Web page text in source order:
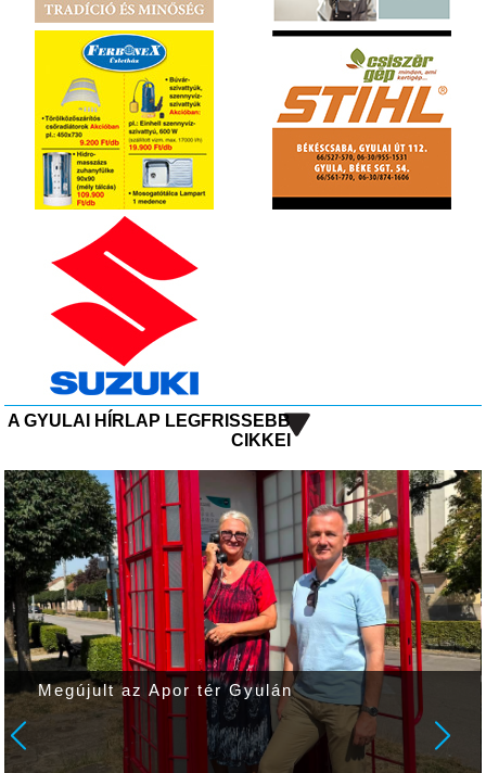
A GYULAI HÍRLAP LEGFRISSEBB
CIKKEI
Megújult az Apor tér Gyulán